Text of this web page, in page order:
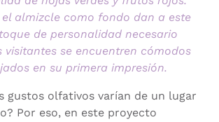
almizcle como fondo dan a este
de personalidad necesario
visitantes se encuentren cómodos
en su primera impresión.
gustos olfativos varían de un lugar
Por eso, en este proyecto